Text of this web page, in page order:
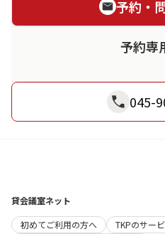
予約・
予約専
045-
貸会議室ネット
初めてご利用の方へ
TKPのサー